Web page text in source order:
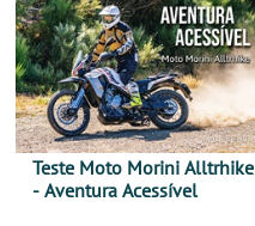
Teste Moto Morini Alltrhike
- Aventura Acessível